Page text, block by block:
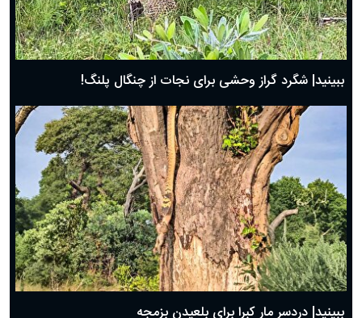
ببینید| شگرد گراز وحشی برای نجات از چنگال پلنگ!
ببینید| دردسر مار کبرا برای بلعیدن بزمجه